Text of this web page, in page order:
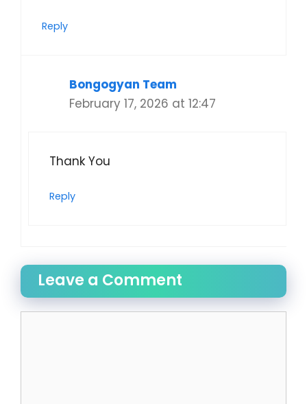
Reply
Bongogyan Team
February 17, 2026 at 12:47
Thank You
Reply
Leave a Comment